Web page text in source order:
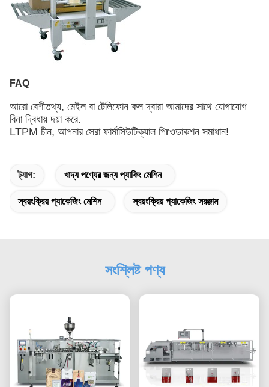
FAQ
আরো বেশীতথ্য, মেইল ​​বা টেলিফোন কল দ্বারা আমাদের সাথে যোগাযোগ
বিনা দ্বিধায় দয়া করে.
LTPM চীন, আপনার সেরা ফার্মাসিউটিক্যাল পিrওডাকশন সমাধান!
ট্যাগ: খাদ্য পণ্যের জন্য প্যাকিং মেশিন
স্বয়ংক্রিয় প্যাকেজিং মেশিন স্বয়ংক্রিয় প্যাকেজিং সরঞ্জাম
সংশ্লিষ্ট পণ্য